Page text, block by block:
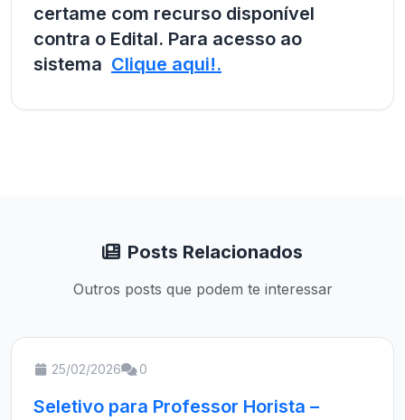
certame com recurso disponível
contra o Edital. Para acesso ao
sistema Clique aqui!.
Posts Relacionados
Outros posts que podem te interessar
25/02/2026 0
Seletivo para Professor Horista –